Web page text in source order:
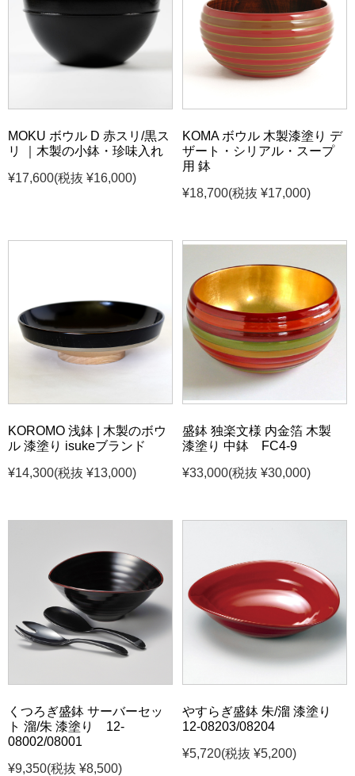
MOKU ボウル D 赤スリ/黒ス
リ ｜木製の小鉢・珍味入れ
¥17,600(税抜 ¥16,000)
KOMA ボウル 木製漆塗り デ
ザート・シリアル・スープ
用 鉢
¥18,700(税抜 ¥17,000)
KOROMO 浅鉢 | 木製のボウ
ル 漆塗り isukeブランド
¥14,300(税抜 ¥13,000)
盛鉢 独楽文様 内金箔 木製
漆塗り 中鉢 FC4-9
¥33,000(税抜 ¥30,000)
くつろぎ盛鉢 サーバーセッ
ト 溜/朱 漆塗り 12-
08002/08001
¥9,350(税抜 ¥8,500)
やすらぎ盛鉢 朱/溜 漆塗り
12-08203/08204
¥5,720(税抜 ¥5,200)